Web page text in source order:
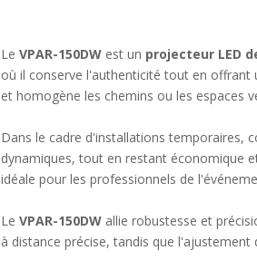
Le VPAR-150DW est un projecteur LED
où il conserve l'authenticité tout en offrant
et homogène les chemins ou les espaces
Dans le cadre d'installations temporaires,
dynamiques, tout en restant économique
idéale pour les professionnels de
Le VPAR-150DW allie robustesse et
à distance précise, tandis que